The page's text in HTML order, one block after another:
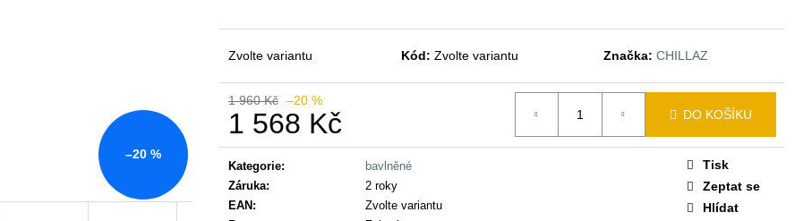
Zvolte variantu Kód: Zvolte variantu Značka:CHILLAZ
1 960 Kč –20 %
1 568 Kč
Měrná
cena:
DO KOŠÍKU
Kategorie:
bavlněné
Záruka:
2 roky
EAN:
Zvolte variantu
Tisk
Zeptat se
Hlídat
–20 %